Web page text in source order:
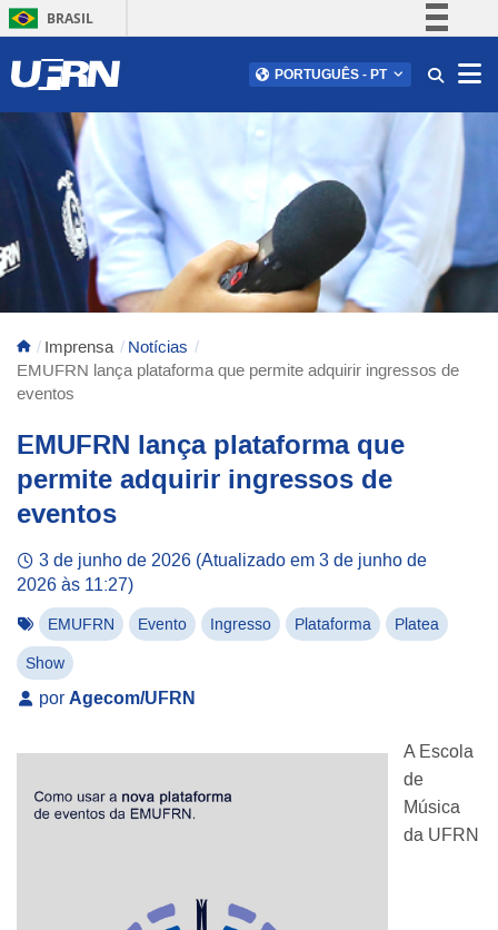
BRASIL
Comunica BR
Acesso à informação
Legislação
Canais
PORTUGUÊS - PT
Imprensa
Notícias
EMUFRN lança plataforma que permite adquirir ingressos de
eventos
EMUFRN lança plataforma que
permite adquirir ingressos de
eventos
3 de junho de 2026 (Atualizado em3 de junho de
2026 às 11:27)
EMUFRN Evento Ingresso Plataforma Platea
Show
por Agecom/UFRN
A Escola
de
Música
da UFRN